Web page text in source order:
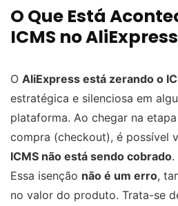
O Que Está
ICMS no
O AliExpress está zerando o
estratégica e silenciosa em
plataforma. Ao chegar na
compra (checkout), é possível
ICMS não está sendo cobrado.
Essa isenção não é um erro,
no valor do produto. Trata-se